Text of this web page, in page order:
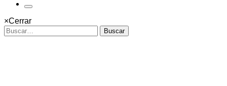
×Cerrar
Buscar